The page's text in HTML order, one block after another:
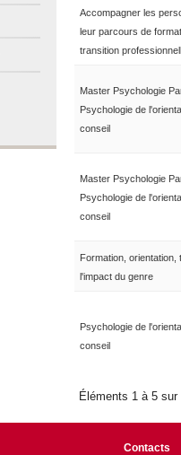
Accompagner les
leur parcours de
transition
Master Psychologie
Psychologie de
conseil
Master Psychologie
Psychologie de
conseil
Formation, orientation,
l'impact du genre
Psychologie de
conseil
Éléments 1 à 5 sur
Contacts